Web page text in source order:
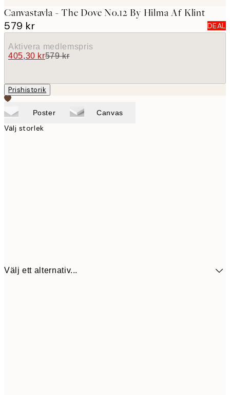
Canvastavla - The Dove No.12 By Hilma Af Klint
579 kr DEAL
Aktivera medlemspris
405,30 kr579 kr
Prishistorik
Poster Canvas
Välj storlek
Välj ett alternativ...